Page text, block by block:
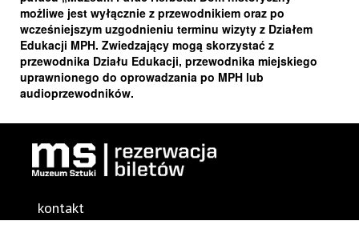
możliwe jest wyłącznie z przewodnikiem oraz po
wcześniejszym uzgodnieniu terminu wizyty z Działem
Edukacji MPH. Zwiedzający mogą skorzystać z
przewodnika Działu Edukacji, przewodnika miejskiego
uprawnionego do oprowadzania po MPH lub
audioprzewodników.
kontakt